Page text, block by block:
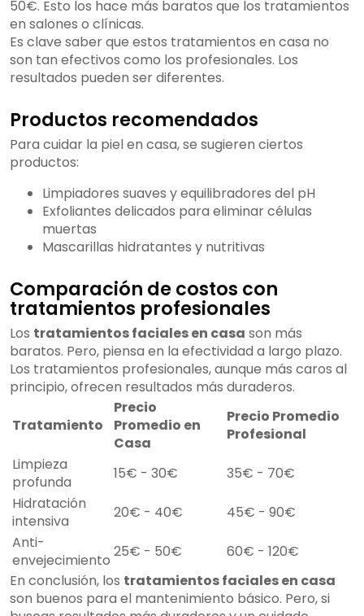
50€. Esto los hace más baratos que los tratamientos
en salones o clínicas.
Es clave saber que estos tratamientos en casa no
son tan efectivos como los profesionales. Los
resultados pueden ser diferentes.
Productos recomendados
Para cuidar la piel en casa, se sugieren ciertos
productos:
Limpiadores suaves y equilibradores del pH
Exfoliantes delicados para eliminar células
muertas
Mascarillas hidratantes y nutritivas
Comparación de costos con
tratamientos profesionales
Los tratamientos faciales en casa son más
baratos. Pero, piensa en la efectividad a largo plazo.
Los tratamientos profesionales, aunque más caros al
principio, ofrecen resultados más duraderos.
Tratamiento
Precio
Promedio en
Casa
Precio Promedio
Profesional
Limpieza
profunda
15€ - 30€
35€ - 70€
Hidratación
intensiva
20€ - 40€
45€ - 90€
Anti-
envejecimiento 25€ - 50€
60€ - 120€
En conclusión, los tratamientos faciales en casa
son buenos para el mantenimiento básico. Pero, si